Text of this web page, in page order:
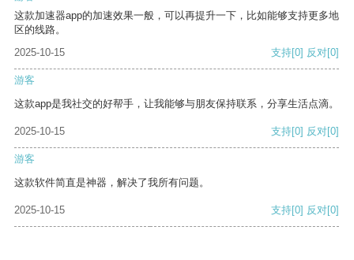
这款加速器app的加速效果一般，可以再提升一下，比如能够支持更多地
区的线路。
2025-10-15
支持[0] 反对[0]
游客
这款app是我社交的好帮手，让我能够与朋友保持联系，分享生活点滴。
2025-10-15 支持[0] 反对[0]
游客
这款软件简直是神器，解决了我所有问题。
2025-10-15 支持[0] 反对[0]